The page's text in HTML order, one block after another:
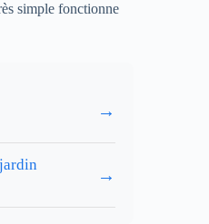
simple fonctionne
→
→